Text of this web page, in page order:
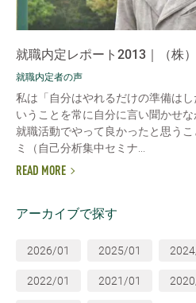
就職内定レポート2013｜（株
就職内定者の声
私は「自分はやれるだけの準備は
いうことを常に自分に言い聞かせな
就職活動でやって良かったと思う
ミ（自己分析集中セミナ...
READ MORE
アーカイブで探す
2026/01 2025/01
2022/01 2021/01